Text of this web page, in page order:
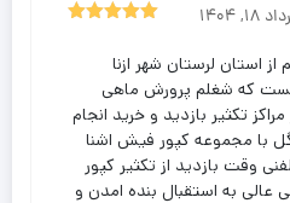
18, 1404
استان لرستان شهر ازنا
که شغلم پرورش ماهی
تکثیر بازدید و خرید انجام
با مجموعه کپور فیش اشنا
وقت بازدید از تکثیر کپور
عالی به استقبال بنده امدن و